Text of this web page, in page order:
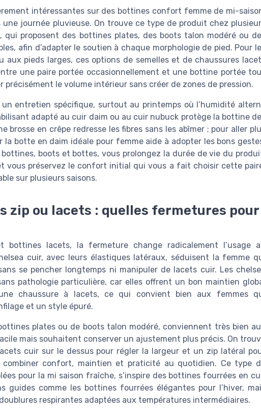
intéressantes sur des bottines confort femme de mi-
journée pluvieuse. On trouve ce type de produit chez
qui proposent des bottines plates, des boots talon modéré ou
afin d’adapter le soutien à chaque morphologie de pied. Pour
pieds larges, ces options de semelles et de chaussures
une paire portée occasionnellement et une bottine portée
précisément le volume intérieur sans créer de zones de pression.
entretien spécifique, surtout au printemps où l’humidité
adapté au cuir daim ou au cuir nubuck protège la bottine
brosse en crêpe redresse les fibres sans les abîmer ; pour aller
botte en daim idéale pour femme aide à adopter les bons
boots et bottes, vous prolongez la durée de vie du
vous préservez le confort initial qui vous a fait choisir cette
sur plusieurs saisons.
zip ou lacets : quelles fermetures pour
bottines lacets, la fermeture change radicalement l’usage
cuir, avec leurs élastiques latéraux, séduisent la femme
se pencher longtemps ni manipuler de lacets cuir. Les
pathologie particulière, car elles offrent un bon maintien
chaussure à lacets, ce qui convient bien aux femmes
et un style épuré.
plates ou de boots talon modéré, conviennent très bien
mais souhaitent conserver un ajustement plus précis. On
cuir sur le dessus pour régler la largeur et un zip latéral
combiner confort, maintien et praticité au quotidien. Ce type
pour la mi saison fraîche, s’inspire des bottines fourrées en
guides comme les bottines fourrées élégantes pour l’hiver,
respirantes adaptées aux températures intermédiaires.